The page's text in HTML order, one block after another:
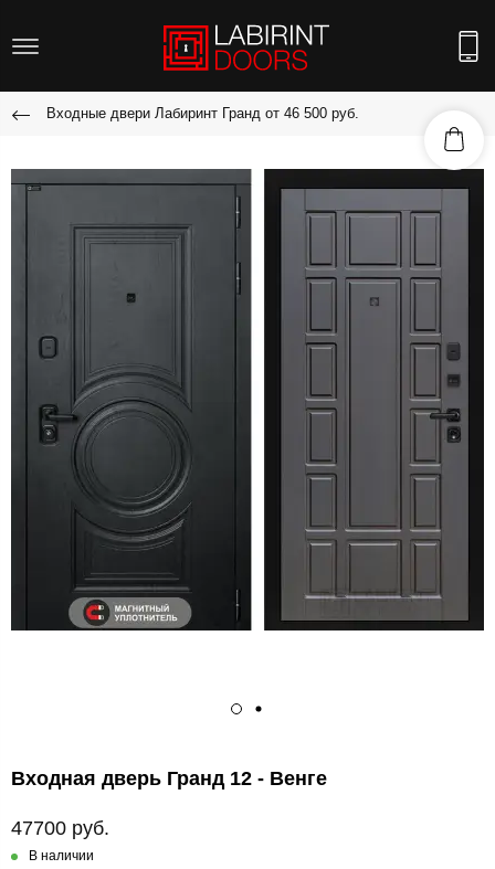
Входные двери Лабиринт Гранд от 46 500 руб.
Входная дверь Гранд 12 - Венге
47700 руб.
В наличии